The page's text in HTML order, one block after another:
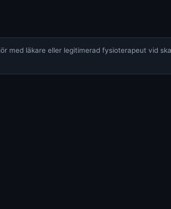
med läkare eller legitimerad fysioterapeut vid